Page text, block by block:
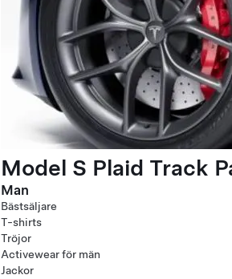
Model S Plaid Track
Man
Bästsäljare
T-shirts
Tröjor
Activewear för män
Jackor